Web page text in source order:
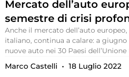
Mercato dell’auto
semestre di crisi
Anche il mercato dell’auto
italiano, continua a calare: a
nuove auto nei 30 Paesi
Marco Castelli 18 Luglio 2022